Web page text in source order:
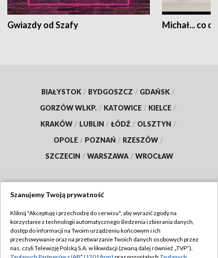
Gwiazdy od Szafy Michał... co
BIAŁYSTOK / BYDGOSZCZ / GDAŃSK /
GORZÓW WLKP. / KATOWICE / KIELCE /
KRAKÓW / LUBLIN / ŁÓDŹ / OLSZTYN /
OPOLE / POZNAŃ / RZESZÓW /
SZCZECIN / WARSZAWA / WROCŁAW
TVP
Abonament TVP
Emisja w TVP
Regulamin TVP
Szanujemy Twoją prywatność
Kliknij "Akceptuję i przechodzę do serwisu", aby wyrazić zgody na
korzystanie z technologii automatycznego śledzenia i zbierania danych,
dostęp do informacji na Twoim urządzeniu końcowym i ich
przechowywanie oraz na przetwarzanie Twoich danych osobowych przez
nas, czyli Telewizję Polską S.A. w likwidacji (zwaną dalej również „TVP”),